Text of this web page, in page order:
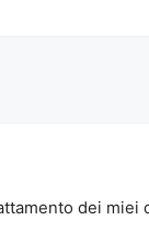
dei miei